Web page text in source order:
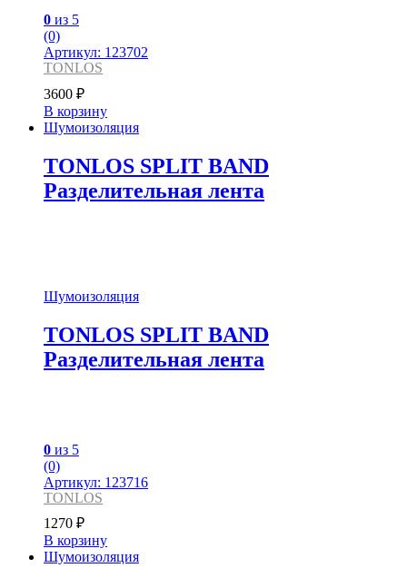
0 из 5
(0)
Артикул: 123702
TONLOS
3600 ₽
В корзину
Шумоизоляция
TONLOS SPLIT BAND
Разделительная лента
Шумоизоляция
TONLOS SPLIT BAND
Разделительная лента
0 из 5
(0)
Артикул: 123716
TONLOS
1270 ₽
В корзину
Шумоизоляция